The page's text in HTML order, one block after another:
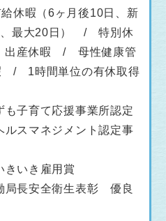
暇（6ヶ月後10日、新
、最大20日） / 特別休
産休暇 / 母性健康管
1時間単位の有休取得
子育て応援事業所認定
スマネジメント認定事
いき雇用賞
長安全衛生表彰 優良